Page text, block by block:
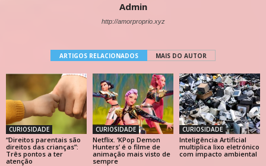
Admin
http://amorproprio.xyz
ARTIGOS RELACIONADOS MAIS DO AUTOR
CURIOSIDADE
“Direitos parentais são
direitos das crianças”:
Três pontos a ter
atenção
CURIOSIDADE
Netflix. ‘KPop Demon
Hunters’ é o filme de
animação mais visto de
sempre
CURIOSIDADE
Inteligência Artificial
multiplica lixo eletrónico
com impacto ambiental